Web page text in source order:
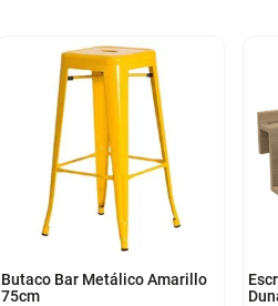
Butaco Bar Metálico Amarillo
75cm